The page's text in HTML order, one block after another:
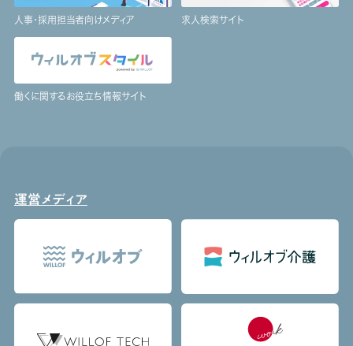
人事・採用担当者向けメディア 求人検索サイト
働くに関するお役立ち情報サイト
運営メディア